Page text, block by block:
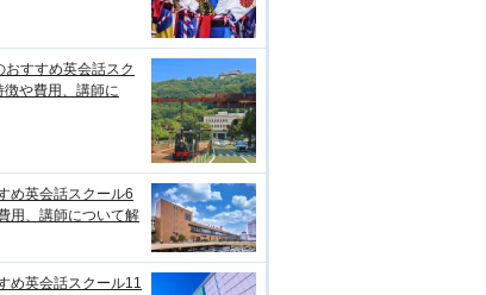
おすすめ英会話スク
徴や費用、講師に
め英会話スクール6
用、講師について解
め英会話スクール11